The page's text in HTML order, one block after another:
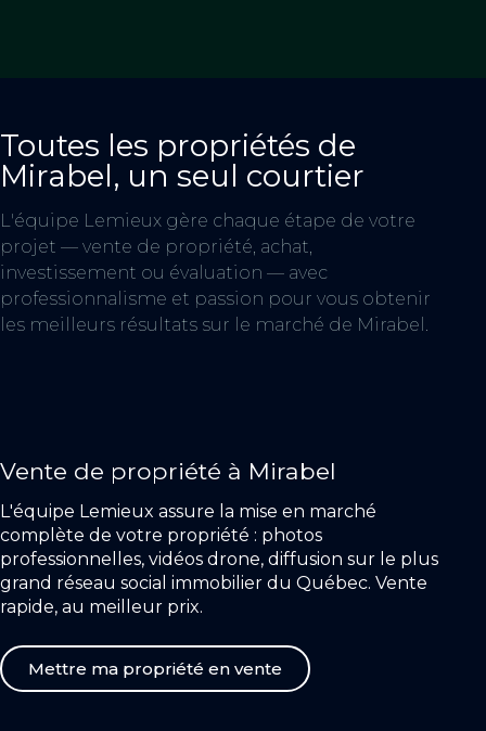
Toutes les propriétés de
Mirabel, un seul courtier
L'équipe Lemieux gère chaque étape de votre
projet — vente de propriété, achat,
investissement ou évaluation — avec
professionnalisme et passion pour vous obtenir
les meilleurs résultats sur le marché de Mirabel.
Vente de propriété à Mirabel
L'équipe Lemieux assure la mise en marché
complète de votre propriété : photos
professionnelles, vidéos drone, diffusion sur le plus
grand réseau social immobilier du Québec. Vente
rapide, au meilleur prix.
Mettre ma propriété en vente